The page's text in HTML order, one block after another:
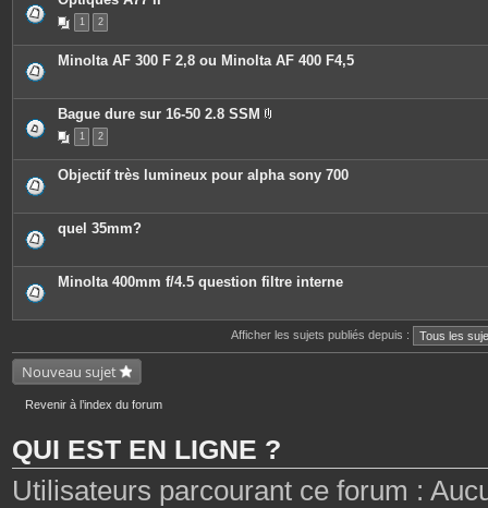
1 2
Minolta AF 300 F 2,8 ou Minolta AF 400 F4,5
Bague dure sur 16-50 2.8 SSM
c
e
o
e
s
1 2
Objectif très lumineux pour alpha sony 700
quel 35mm?
Minolta 400mm f/4.5 question filtre interne
Afficher les sujets publiés depuis :
Nouveau sujet
Revenir à l’index du forum
QUI EST EN LIGNE ?
Utilisateurs parcourant ce forum :